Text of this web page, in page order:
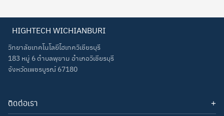
HIGHTECH WICHIANBURI
วิทยาลัยเทคโนโลยีไฮเทควิเชียรบุรี
183 หมู่ 6 ตำบลพุขาม อำเภอวิเชียรบุรี
จังหวัดเพชรบูรณ์ 67180
ติดต่อเรา
โทรศัพท์: 093-3277343